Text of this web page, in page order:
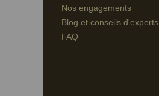
Nos engagements
Blog et conseils d'experts
FAQ